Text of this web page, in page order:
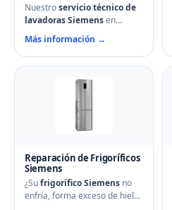
Nuestroservicio técnico de
lavadoras Siemensen
Aguilar de Campoo soluciona
cualquier avería: problemas
de centrifugado, fugas de
en el arranque o problemas
especializados con repuestos
originales Siemens y
reparación el mismo día.
Más información →
Reparación de Frigoríficos
Siemens
¿Sufrigorífico Siemens no
enfría, forma exceso de hielo